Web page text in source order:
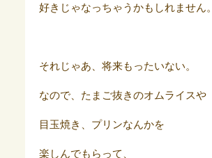
好きじゃなっちゃうかもしれません。
それじゃあ、将来もったいない。
なので、たまご抜きのオムライスや
目玉焼き、プリンなんかを
楽しんでもらって、